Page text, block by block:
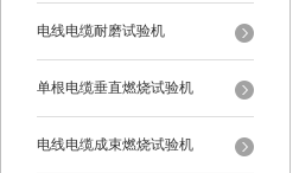
电线电缆耐磨试验机
单根电缆垂直燃烧试验机
电线电缆成束燃烧试验机